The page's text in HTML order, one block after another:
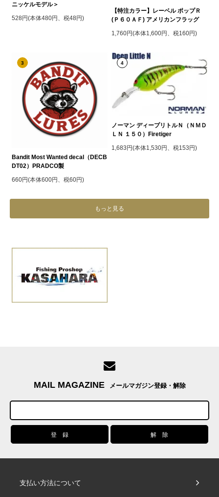
ニッケルモデル＞
528円(本体480円、税48円)
【特注カラー】レーベル ポップＲ
(Ｐ６０ＡＦ) アメリカンフラッグ
1,760円(本体1,600円、税160円)
3
Bandit Most Wanted decal（DECB
DT02）PRADCO製
660円(本体600円、税60円)
4
ノーマン ディープリトルＮ（ＮＭＤ
ＬＮ １５０）Firetiger
1,683円(本体1,530円、税153円)
もっと見る
MAIL MAGAZINE メールマガジン登録・解除
支払い方法について